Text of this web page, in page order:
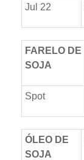
Jul 22
FARELO DE
SOJA
Spot
ÓLEO DE
SOJA